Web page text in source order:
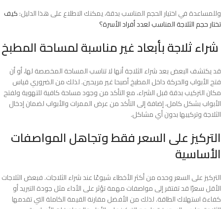
وللمساعدة في اختيار الحجم المناسب بدقة، يمكنك الاطلاع على هذا الدليل:كيف
تختار حجم الثلاجة المناسب لعدد أفراد الأسرة؟
شراء ثلاجة بأبعاد غير مناسبة لمساحة المطبخ
قد يكتشف البعض بعد شراء الثلاجة أنها لا تناسب المساحة المخصصة لها، أو أن
فتح الأبواب والحركة داخل المطبخ أصبحا غير مريحين. لذلك من الضروري قياس
مكان التركيب بدقة قبل الشراء، مع التأكد من وجود مساحة كافية للتهوية ولفتح
الأبواب بشكل كامل، إضافة إلى التأكد من عرض الممرات والأبواب لضمان إدخال
الثلاجة وتركيبها بدون أي مشاكل.
التركيز على السعر فقط وتجاهل المواصفات
الأساسية
التركيز على السعر وحده من أكثر الأخطاء شيوعًا عند شراء الثلاجات. فبعض الثلاجات
الأقل سعرًا قد تفتقر إلى مواصفات مهمة تؤثر على الأداء مثل جودة التبريد أو
كفاءة استهلاك الطاقة. لذلك من الأفضل مقارنة القيمة الكاملة التي تقدمها